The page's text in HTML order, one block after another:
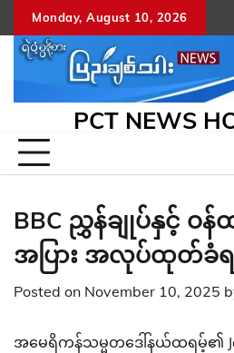
to
content
Monday, August 10, 2026
PCT NEWS
BBC ညွှန်ချုပ်နှင့် ဝန်
အပြား အလုပ်ထုတ်ခံရ
Posted on November 10, 2025
အမေရိကန်သမ္မတဒေါ်နယ်ထရမ့်၏